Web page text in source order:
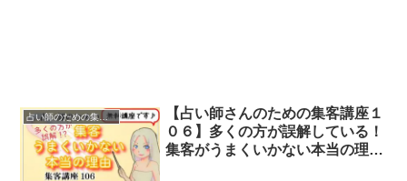
占い師のための集客講座
【占い師さんのための集客講座１
０６】多くの方が誤解している！
集客がうまくいかない本当の理由